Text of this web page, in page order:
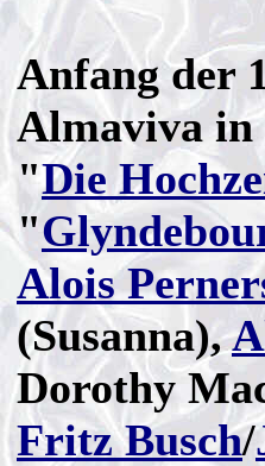
Anfang der
Almaviva
"Die
"
Alois
(Susanna),
Dorothy
Fritz Busch/